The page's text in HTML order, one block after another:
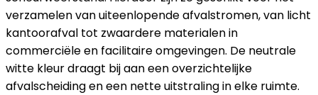
verzamelen van uiteenlopende afvalstromen, van licht
kantoorafval tot zwaardere materialen in
commerciële en facilitaire omgevingen. De neutrale
witte kleur draagt bij aan een overzichtelijke
afvalscheiding en een nette uitstraling in elke ruimte.